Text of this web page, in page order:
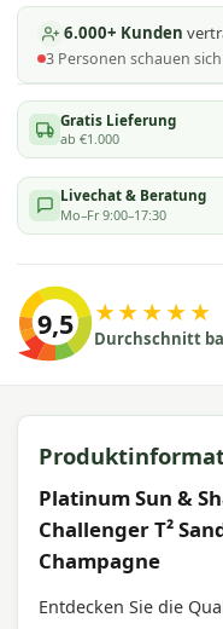
6.000+ Kunden
3 Personen schauen
Gratis Lieferung
ab €1.000
Livechat & Beratung
Mo–Fr 9:00–17:30
9,5 ★★★★★
Durchschnitt
Platinum Sun &
Challenger T²
Champagne
Entdecken Sie die